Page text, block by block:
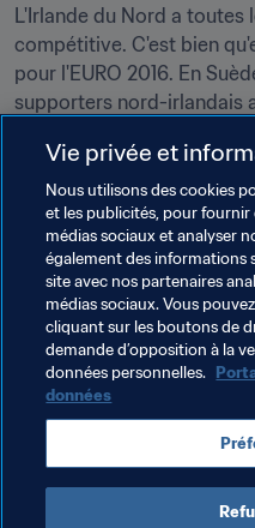
L'Irlande du Nord a toutes
compétitive. C'est bien
pour l'EURO 2016. En
supporters nord-irlandais
n'ont jamais arrêté de
une première pierre lors
maintenant continuer le
pour la Russie. L'Irlande
difficile mais en même
l'EURO qu'ils pouvaient
équipes. À eux de
Thèmes en lien
Northern Ireland
Vie privée et
Nous utilisons des cookies
et les publicités, pour
médias sociaux et analyser
également des
site avec nos partenaires
médias sociaux. Vous
cliquant sur les boutons de
demande d’opposition à la
données personnelles.
données